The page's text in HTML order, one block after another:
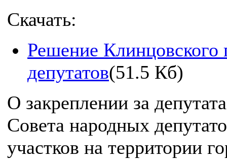
Скачать:
Решение Клинцовского
депутатов(51.5 Кб)
О закреплении за
Совета народных
участков на территории